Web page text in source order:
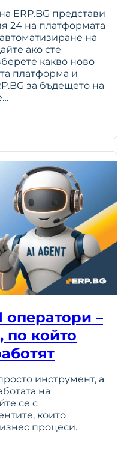
ERP.BG представи
24 на платформата
на
ако сте
какво ново
платформа и
за бъдещето на
оператори –
по който
инструмент, а
на
се с
които
процеси.